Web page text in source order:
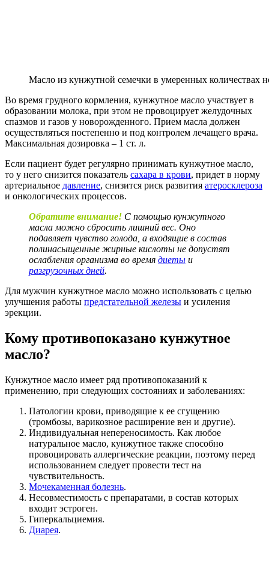
Масло из кунжутной семечки в умеренных количествах
Во время грудного кормления, кунжутное масло участвует в
образовании молока, при этом не провоцирует желудочных
спазмов и газов у новорожденного. Прием масла должен
осуществляться постепенно и под контролем лечащего врача.
Максимальная дозировка – 1 ст. л.
Если пациент будет регулярно принимать кунжутное масло,
то у него снизится показатель сахара в крови, придет в норму
артериальное давление, снизится риск развития атеросклероза
и онкологических процессов.
Обратите внимание! С помощью кунжутного
масла можно сбросить лишний вес. Оно
подавляет чувство голода, а входящие в состав
полинасыщенные жирные кислоты не допустят
ослабления организма во время диеты и
разгрузочных дней.
Для мужчин кунжутное масло можно использовать с целью
улучшения работы предстательной железы и усиления
эрекции.
Кому противопоказано кунжутное
масло?
Кунжутное масло имеет ряд противопоказаний к
применению, при следующих состояниях и заболеваниях:
Патологии крови, приводящие к ее сгущению
(тромбозы, варикозное расширение вен и другие).
Индивидуальная непереносимость. Как любое
натуральное масло, кунжутное также способно
провоцировать аллергические реакции, поэтому перед
использованием следует провести тест на
чувствительность.
Мочекаменная болезнь.
Несовместимость с препаратами, в состав которых
входит эстроген.
Гиперкальциемия.
Диарея.